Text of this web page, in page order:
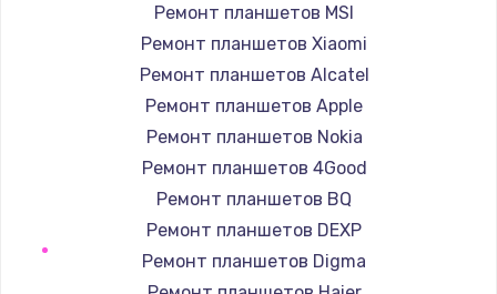
Заказать
Пайка и ремонт платы брелка
1800 руб.
Заказать
Программирование АТС
4900 руб.
Заказать
Ремонт планшетов MSI
Ремонт планшетов Xiaomi
Ремонт планшетов Alcatel
Ремонт планшетов Apple
Ремонт планшетов Nokia
Ремонт планшетов 4Good
Ремонт планшетов BQ
Ремонт планшетов DEXP
Ремонт планшетов Digma